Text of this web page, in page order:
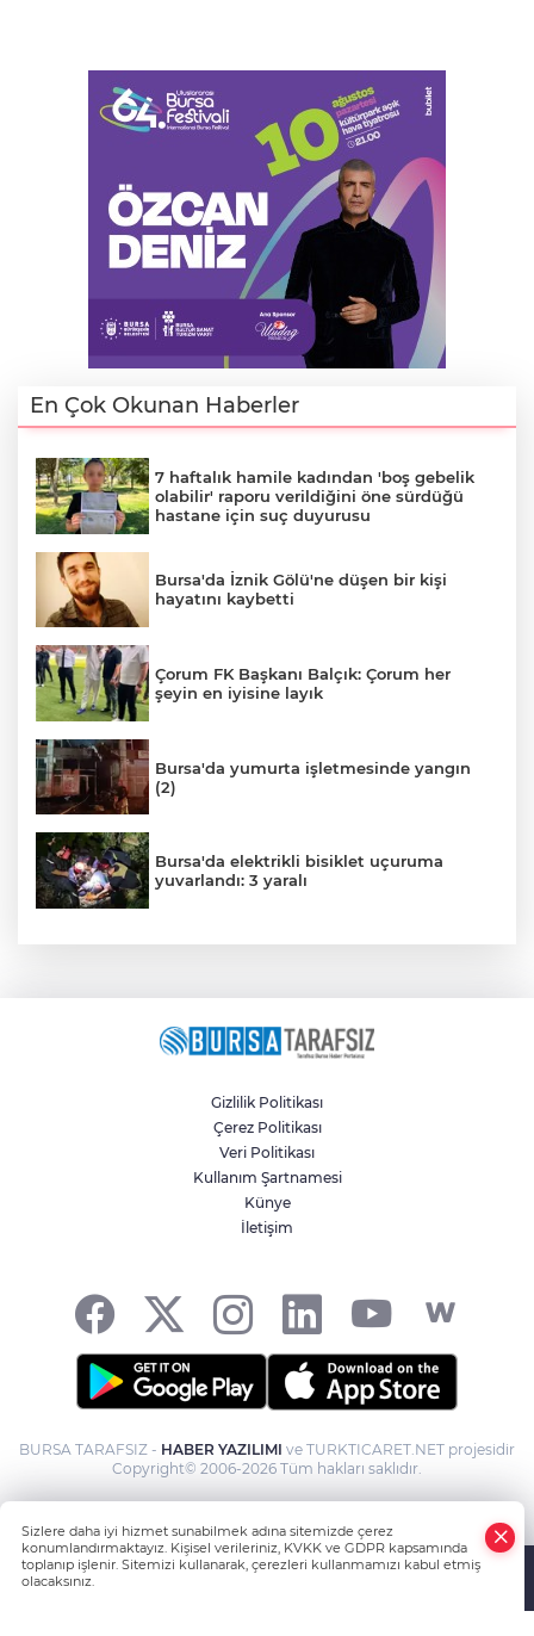
En Çok Okunan Haberler
7 haftalık hamile kadından 'boş gebelik
olabilir' raporu verildiğini öne sürdüğü
hastane için suç duyurusu
Bursa'da İznik Gölü'ne düşen bir kişi
hayatını kaybetti
Çorum FK Başkanı Balçık: Çorum her
şeyin en iyisine layık
Bursa'da yumurta işletmesinde yangın
(2)
Bursa'da elektrikli bisiklet uçuruma
yuvarlandı: 3 yaralı
Gizlilik Politikası
Çerez Politikası
Veri Politikası
Kullanım Şartnamesi
Künye
İletişim
BURSA TARAFSIZ - HABER YAZILIMI ve TURKTICARET.NET projesidir
Copyright© 2006-2026 Tüm hakları saklıdır.
Sizlere daha iyi hizmet sunabilmek adına sitemizde çerez
konumlandırmaktayız. Kişisel verileriniz, KVKK ve GDPR kapsamında
toplanıp işlenir. Sitemizi kullanarak, çerezleri kullanmamızı kabul etmiş
olacaksınız.